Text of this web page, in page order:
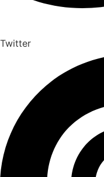
Twitter